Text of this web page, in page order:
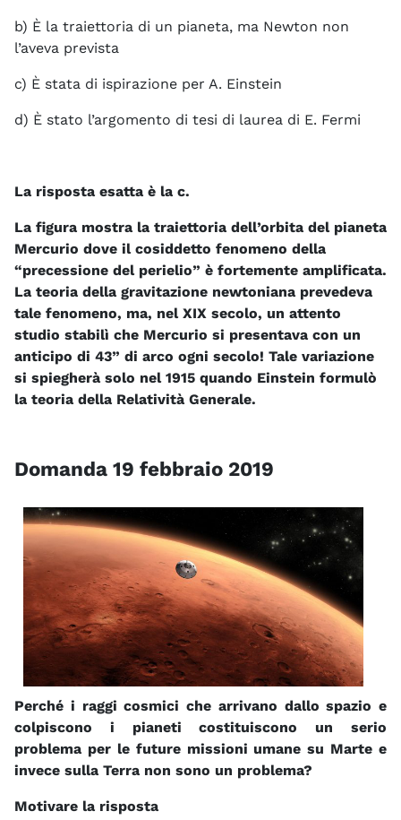
b) È la traiettoria di un pianeta, ma Newton non
l’aveva prevista
c) È stata di ispirazione per A. Einstein
d) È stato l’argomento di tesi di laurea di E. Fermi
La risposta esatta è la c.
La figura mostra la traiettoria dell’orbita del pianeta
Mercurio dove il cosiddetto fenomeno della
“precessione del perielio” è fortemente amplificata.
La teoria della gravitazione newtoniana prevedeva
tale fenomeno, ma, nel XIX secolo, un attento
studio stabilì che Mercurio si presentava con un
anticipo di 43” di arco ogni secolo! Tale variazione
si spiegherà solo nel 1915 quando Einstein formulò
la teoria della Relatività Generale.
Domanda 19 febbraio 2019
Perché i raggi cosmici che arrivano dallo spazio e
colpiscono i pianeti costituiscono un serio
problema per le future missioni umane su Marte e
invece sulla Terra non sono un problema?
Motivare la risposta